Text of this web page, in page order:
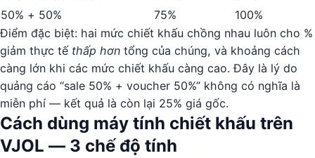
50% + 50%
75%
100%
Điểm đặc biệt: hai mức chiết khấu chồng nhau luôn cho %
giảm thực tế thấp hơn tổng của chúng, và khoảng cách
càng lớn khi các mức chiết khấu càng cao. Đây là lý do
quảng cáo “sale 50% + voucher 50%” không có nghĩa là
miễn phí — kết quả là còn lại 25% giá gốc.
Cách dùng máy tính chiết khấu trên
VJOL — 3 chế độ tính